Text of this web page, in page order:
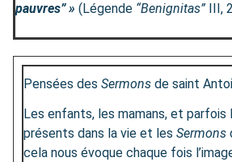
pauvres” » (Légende “Benignitas” III,
Pensées des Sermons de saint
Les enfants, les mamans, et
présents dans la vie et les Sermons
cela nous évoque chaque fois